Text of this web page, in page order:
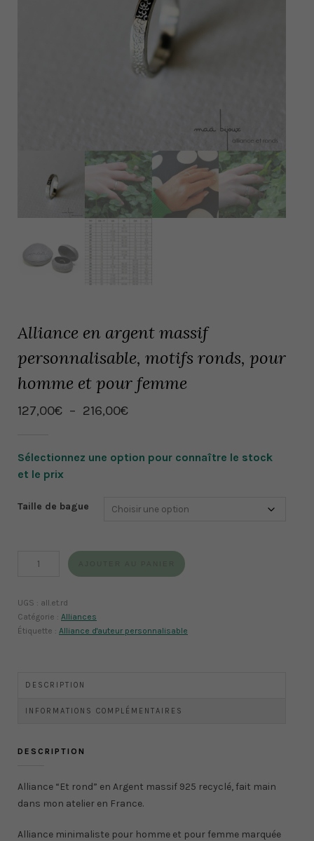
Alliance en argent massif
personnalisable, motifs ronds, pour
homme et pour femme
127,00€ – 216,00€Plage
prix :
à
Taille de bague
en
argent
massif
pour
femme
UGS : all.et.rd
Catégorie : Alliances
Étiquette : Alliance d'auteur personnalisable
DESCRIPTION
INFORMATIONS COMPLÉMENTAIRES
DESCRIPTION
Alliance “Et rond” en Argent massif 925 recyclé, fait main
dans mon atelier en France.
Alliance minimaliste pour homme et pour femme marquée